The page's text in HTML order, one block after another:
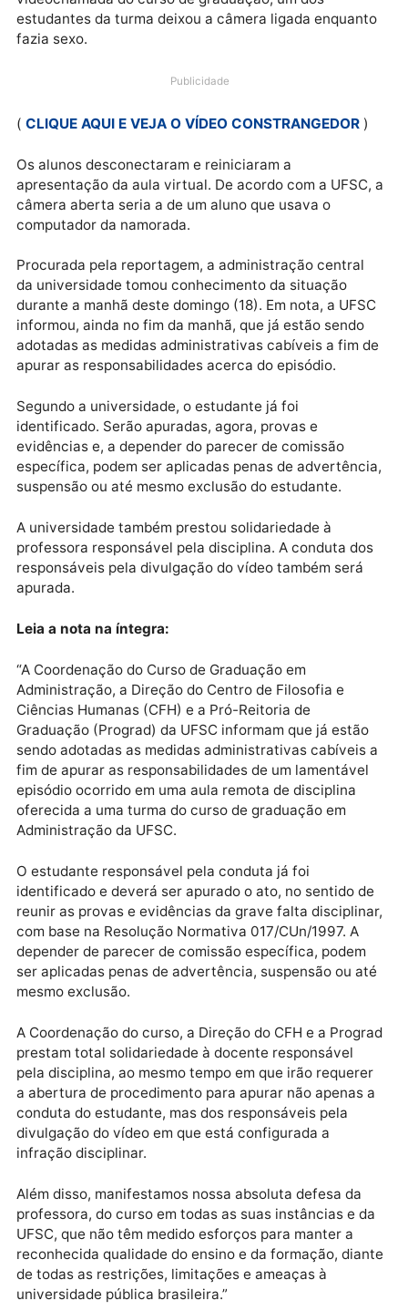
Os alunos e uma professora da Universidade Federal
constrangedora durante uma aula on-line, na última
videochamada do curso de graduação, um dos
fazia sexo.
(CLIQUE AQUI E VEJA O VÍDEO CONSTRANGEDOR
Os alunos desconectaram e reiniciaram a
apresentação da aula virtual. De acordo com a
câmera aberta seria a de um aluno que usava o
computador da namorada.
Procurada pela reportagem, a administração central
da universidade tomou conhecimento da situação
durante a manhã deste domingo (18). Em nota, a
informou, ainda no fim da manhã, que já estão sendo
apurar as responsabilidades acerca do episódio.
Segundo a universidade, o estudante já foi
identificado. Serão apuradas, agora, provas e
evidências e, a depender do parecer de comissão
suspensão ou até mesmo exclusão do estudante.
A universidade também prestou solidariedade à
professora responsável pela disciplina. A conduta
responsáveis pela divulgação do vídeo também será
apurada.
Leia a nota na íntegra:
“A Coordenação do Curso de Graduação em
Administração, a Direção do Centro de Filosofia e
Ciências Humanas (CFH) e a Pró-Reitoria de
Graduação (Prograd) da UFSC informam que já
sendo adotadas as medidas administrativas
fim de apurar as responsabilidades de um
oferecida a uma turma do curso de graduação em
Administração da UFSC.
O estudante responsável pela conduta já foi
identificado e deverá ser apurado o ato, no sentido
reunir as provas e evidências da grave falta
com base na Resolução Normativa 017/CUn/1997. A
depender de parecer de comissão específica, podem
ser aplicadas penas de advertência, suspensão ou
mesmo exclusão.
A Coordenação do curso, a Direção do CFH e a
prestam total solidariedade à docente responsável